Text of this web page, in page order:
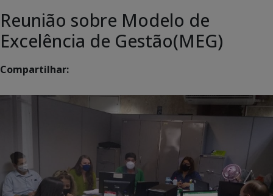
Reunião sobre Modelo de
Excelência de Gestão(MEG)
Compartilhar: